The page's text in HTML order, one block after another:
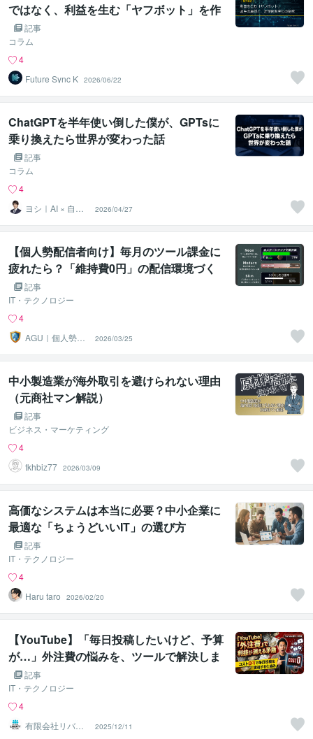
ではなく、利益を生む「ヤフボット」を作
った理由
記事
コラム
4
Future Sync K 2026/06/22
ChatGPTを半年使い倒した僕が、GPTsに
乗り換えたら世界が変わった話
記事
コラム
4
ヨシ｜AI × 自動
化で「面倒」を
消す人
2026/04/27
【個人勢配信者向け】毎月のツール課金に
疲れたら？「維持費0円」の配信環境づく
り 記事
IT・テクノロジー
4
AGU｜個人勢VT
uber向け装備屋
2026/03/25
中小製造業が海外取引を避けられない理由
（元商社マン解説）
記事
ビジネス・マーケティング
4
tkhbiz77 2026/03/09
高価なシステムは本当に必要？中小企業に
最適な「ちょうどいいIT」の選び方
記事
IT・テクノロジー
4
Haru taro
2026/02/20
【YouTube】「毎日投稿したいけど、予算
が…」外注費の悩みを、ツールで解決しま
せんか？
記事
IT・テクノロジー
4
有限会社リバテ
ィ 大北章史
2025/12/11